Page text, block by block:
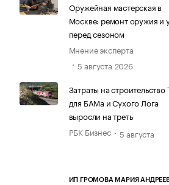
Оружейная мастерская в
Москве: ремонт оружия и
перед сезоном
Мнение эксперта
5 августа 2026
Затраты на
для БАМа и Сухого Лога
выросли на треть
РБК Бизнес
5 августа
ИП ГРОМОВА МАРИЯ